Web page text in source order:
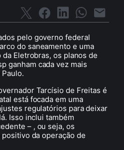
pelo governo federal
do saneamento e uma
Eletrobras, os planos de
ganham cada vez mais
Tarcísio de Freitas é
está focada em uma
regulatórios para deixar
Isso inclui também
– , ou seja, os
da operação de